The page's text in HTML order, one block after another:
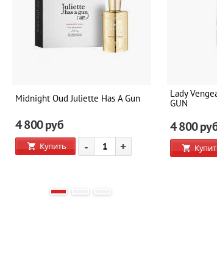
Midnight Oud Juliette Has A Gun
4 800руб
Купить - +
Lady
GUN
4 800